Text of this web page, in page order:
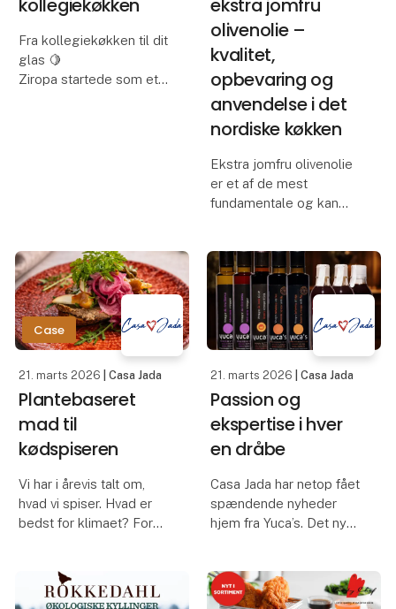
kollegiekøkken
Fra kollegiekøkken til dit
glas 🍋
Ziropa startede som et
ekstra jomfru
olivenolie –
kvalitet,
opbevaring og
anvendelse i det
nordiske køkken
Ekstra jomfru olivenolie
er et af de mest
fundamentale og kan
danskernes daglige
køkken. Dens kvalitet,
smag og sundhedsværdi
afhænger i høj grad af,
hvor
Case
21. marts 2026 | Casa Jada
Plantebaseret
mad til
kødspiseren
Vi har i årevis talt om,
hvad vi spiser. Hvad er
bedst for klimaet? For
alle de rigtige
spørgsmål har vi glemt
21. marts 2026 | Casa Jada
Passion og
ekspertise i hver
en dråbe
Casa Jada har netop fået
spændende nyheder
hjem fra Yuca’s. Det nye
hvidvinseddike,
sherryeddike D.O.P.,